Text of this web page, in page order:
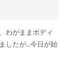
わがままボディ
したが…今日が始